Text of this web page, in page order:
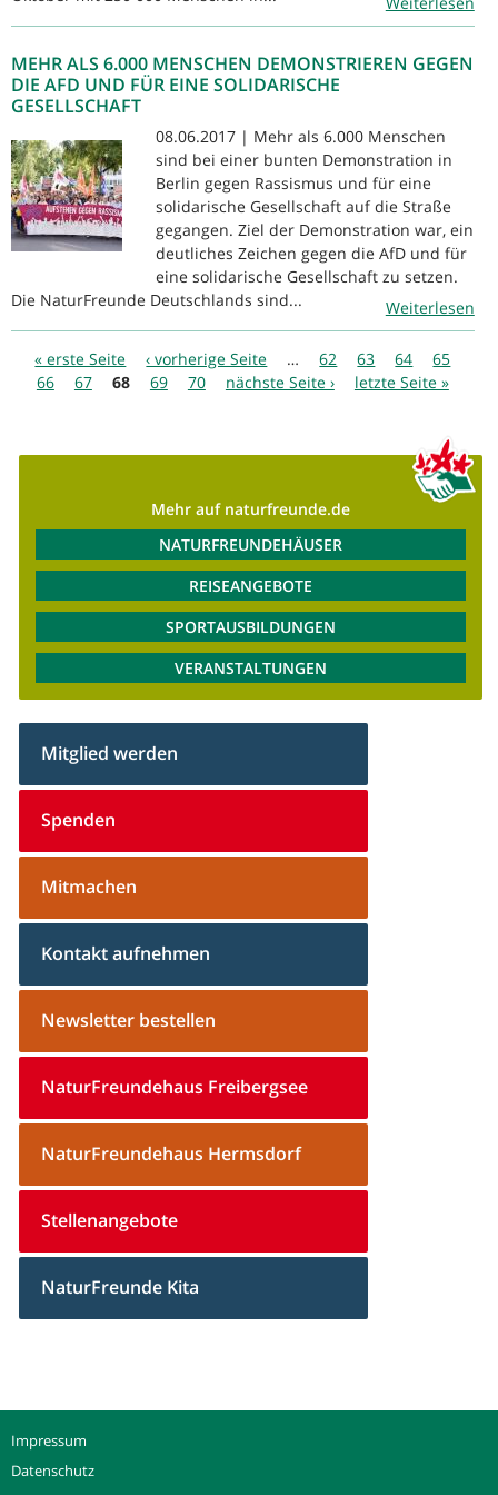
MEHR ALS 6.000 MENSCHEN DEMONSTRIEREN GEGEN
DIE AFD UND FÜR EINE SOLIDARISCHE
GESELLSCHAFT
08.06.2017 | Mehr als 6.000 Menschen
sind bei einer bunten Demonstration in
Berlin gegen Rassismus und für eine
solidarische Gesellschaft auf die Straße
gegangen. Ziel der Demonstration war, ein
deutliches Zeichen gegen die AfD und für
eine solidarische Gesellschaft zu setzen.
Die NaturFreunde Deutschlands sind...
Weiterlesen
Seiten
« erste Seite ‹ vorherige Seite … 62 63 64
65
66
67 68 69 70 nächste Seite › letzte Seite »
Mehr auf naturfreunde.de
NATURFREUNDEHÄUSER
REISEANGEBOTE
SPORTAUSBILDUNGEN
VERANSTALTUNGEN
Mitglied werden
Spenden
Mitmachen
Kontakt aufnehmen
Newsletter bestellen
NaturFreundehaus Freibergsee
NaturFreundehaus Hermsdorf
Stellenangebote
NaturFreunde Kita
Impressum
Datenschutz